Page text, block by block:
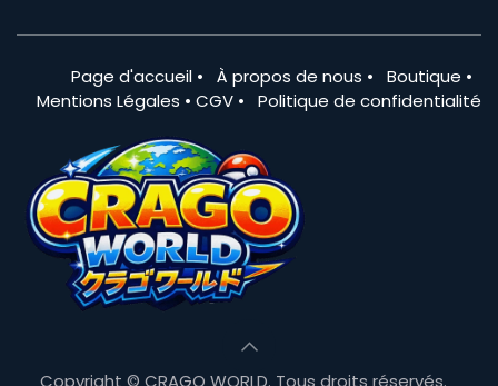
Page d'accueil • À propos de nous • Boutique •
Mentions Légales • CGV • Politique de confidentialité
Copyright © CRAGO WORLD. Tous droits réservés.